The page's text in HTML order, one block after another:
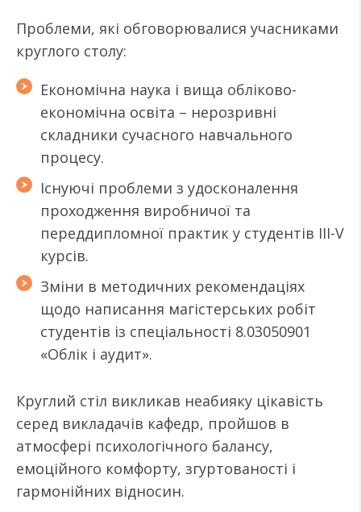
Проблеми, які обговорювалися учасниками
круглого столу:
Економічна наука і вища обліково-
економічна освіта – нерозривні
складники сучасного навчального
процесу.
Існуючі проблеми з удосконалення
проходження виробничої та
переддипломної практик у студентів III-V
курсів.
Зміни в методичних рекомендаціях
щодо написання магістерських робіт
студентів із спеціальності 8.03050901
«Облік і аудит».
Круглий стіл викликав неабияку цікавість
серед викладачів кафедр, пройшов в
атмосфері психологічного балансу,
емоційного комфорту, згуртованості і
гармонійних відносин.